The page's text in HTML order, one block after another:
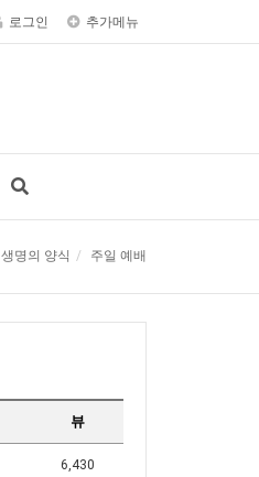
로그인 추가메뉴
생명의 양식 주일 예배
뷰
6,430